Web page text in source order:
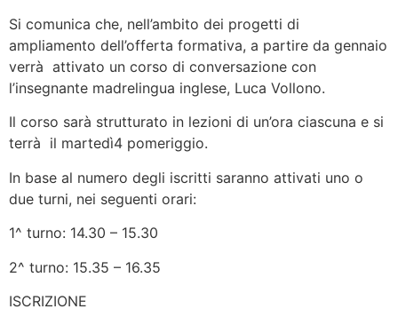
Si comunica che, nell’ambito dei progetti di
ampliamento dell’offerta formativa, a partire da gennaio
verrà attivato un corso di conversazione con
l’insegnante madrelingua inglese, Luca Vollono.
Il corso sarà strutturato in lezioni di un’ora ciascuna e si
terrà il martedì4 pomeriggio.
In base al numero degli iscritti saranno attivati uno o
due turni, nei seguenti orari:
1^ turno: 14.30 – 15.30
2^ turno: 15.35 – 16.35
ISCRIZIONE